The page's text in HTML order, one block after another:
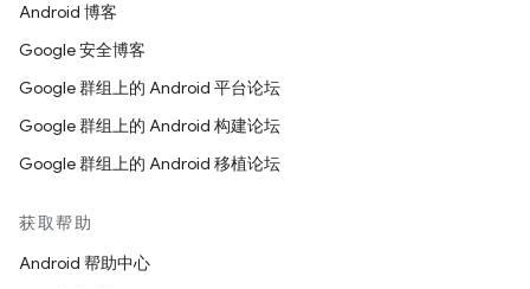
Android 博客
Google 安全博客
Google 群组上的 Android 平台论坛
Google 群组上的 Android 构建论坛
Google 群组上的 Android 移植论坛
获取帮助
Android 帮助中心